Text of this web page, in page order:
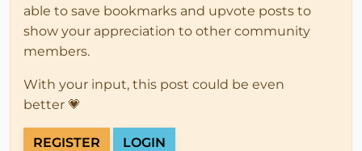
able to save bookmarks and upvote posts to
show your appreciation to other community
members.
With your input, this post could be even
better 💗
REGISTER LOGIN